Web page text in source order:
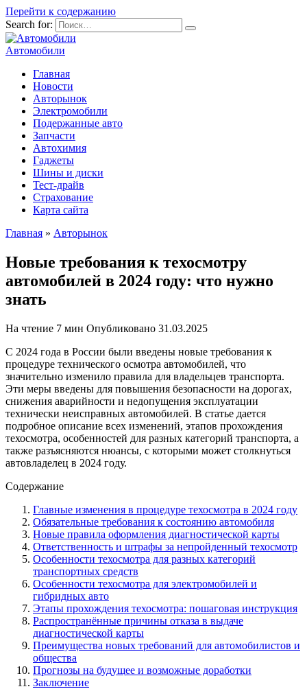
Перейти к содержанию
Search for:
Автомобили
Главная
Новости
Авторынок
Электромобили
Подержанные авто
Запчасти
Автохимия
Гаджеты
Шины и диски
Тест-драйв
Страхование
Карта сайта
Главная » Авторынок
Новые требования к техосмотру
автомобилей в 2024 году: что нужно
знать
На чтение 7 мин Опубликовано 31.03.2025
С 2024 года в России были введены новые требования к
процедуре технического осмотра автомобилей, что
значительно изменило правила для владельцев транспорта.
Эти меры введены для повышения безопасности на дорогах,
снижения аварийности и недопущения эксплуатации
технически неисправных автомобилей. В статье дается
подробное описание всех изменений, этапов прохождения
техосмотра, особенностей для разных категорий транспорта, а
также разъясняются нюансы, с которыми может столкнуться
автовладелец в 2024 году.
Содержание
Главные изменения в процедуре техосмотра в 2024 году
Обязательные требования к состоянию автомобиля
Новые правила оформления диагностической карты
Ответственность и штрафы за непройденный техосмотр
Особенности техосмотра для разных категорий
транспортных средств
Особенности техосмотра для электромобилей и
гибридных авто
Этапы прохождения техосмотра: пошаговая инструкция
Распространённые причины отказа в выдаче
диагностической карты
Преимущества новых требований для автомобилистов и
общества
Прогнозы на будущее и возможные доработки
Заключение